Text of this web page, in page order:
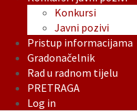
Konkursi
Javni pozivi
Pristup informacijama
Gradonačelnik
Rad u radnom tijelu
PRETRAGA
Log in